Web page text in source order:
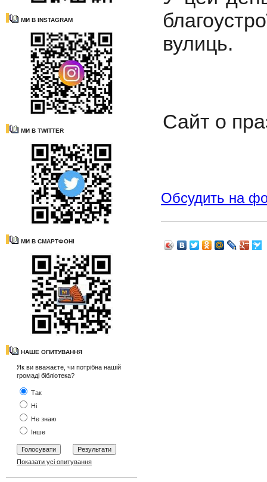
МИ В INSTAGRAM
МИ В TWITTER
МИ В СМАРТФОНІ
НАШЕ ОПИТУВАННЯ
Як ви вважаєте, чи потрібна нашій
громаді бібліотека?
Так
Ні
Не знаю
Інше
Показати усі опитування
вулиць.
Сайт о
Обсудить на